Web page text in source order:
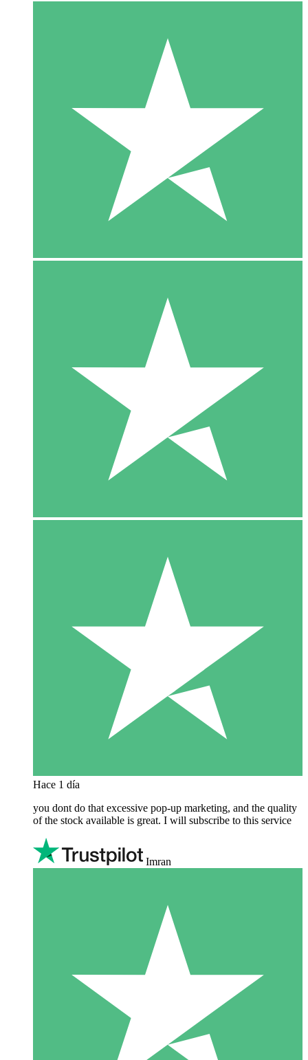
Hace 1 día
you dont do that excessive pop-up marketing, and the quality
of the stock available is great. I will subscribe to this service
Imran